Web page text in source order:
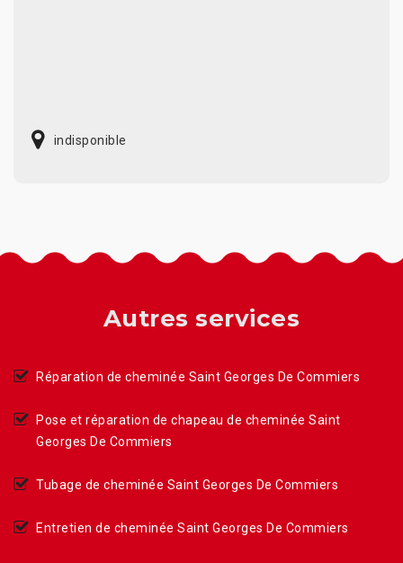
indisponible
Autres services
Réparation de cheminée Saint Georges De Commiers
Pose et réparation de chapeau de cheminée Saint
Georges De Commiers
Tubage de cheminée Saint Georges De Commiers
Entretien de cheminée Saint Georges De Commiers